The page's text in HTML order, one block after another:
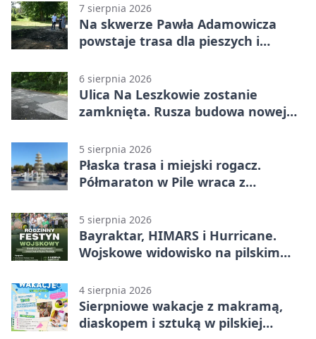
7 sierpnia 2026
Na skwerze Pawła Adamowicza
powstaje trasa dla pieszych i
6 sierpnia 2026
Ulica Na Leszkowie zostanie
zamknięta. Rusza budowa nowej
5 sierpnia 2026
Płaska trasa i miejski rogacz.
Półmaraton w Pile wraca z
5 sierpnia 2026
Bayraktar, HIMARS i Hurricane.
Wojskowe widowisko na pilskim
4 sierpnia 2026
Sierpniowe wakacje z makramą,
diaskopem i sztuką w pilskiej